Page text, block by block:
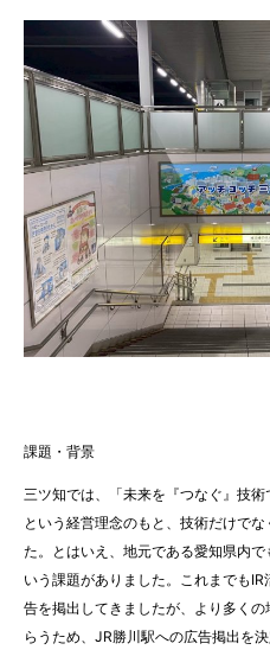
課題・背景
三ツ知では、「未来を『つなぐ』技術
という経営理念のもと、技術だけで
た。とはいえ、地元である愛知県内
いう課題がありました。これまでも
告を掲出してきましたが、より多く
らうため、JR勝川駅への広告掲出を決